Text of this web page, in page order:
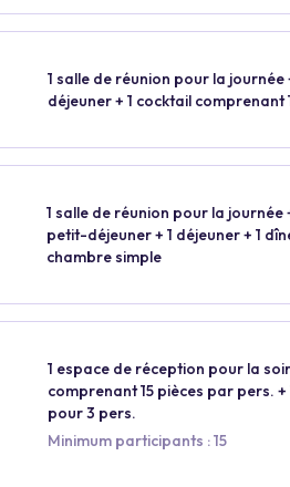
1 salle de réunion pour la journée
déjeuner + 1 cocktail comprenant
1 salle de réunion pour la journée
petit-déjeuner + 1 déjeuner + 1
chambre simple
1 espace de réception pour la
comprenant 15 pièces par pers. +
pour 3 pers.
Minimum participants : 15